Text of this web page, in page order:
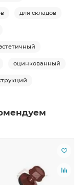
для складов
оцинкованный